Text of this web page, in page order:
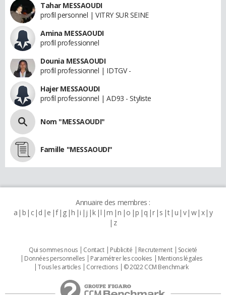
Tahar MESSAOUDI
profil personnel | VITRY SUR SEINE
Amina MESSAOUDI
profil professionnel
Dounia MESSAOUDI
profil professionnel | IDTGV -
Hajer MESSAOUDI
profil professionnel | AD93 - Styliste
Nom "MESSAOUDI"
Famille "MESSAOUDI"
Annuaire des membres :
a b c d e f g h i j k l m n o p q r s t u v w x y
z
Qui sommes nous Contact Publicité Recrutement
Societé
Données personnelles
Paramétrer les cookies
Mentions légales
Tous les articles
Corrections © 2022 CCM Benchmark